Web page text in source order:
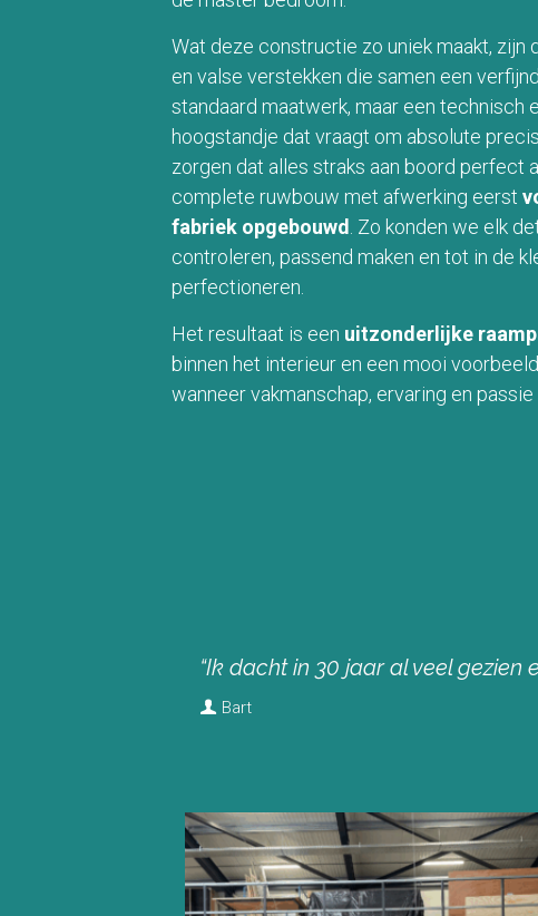
Wat deze constructie zo uniek maakt, zijn
en valse verstekken die samen een
standaard maatwerk, maar een technisch
hoogstandje dat vraagt om absolute
zorgen dat alles straks aan boord perfect
complete ruwbouw met afwerking eerst
fabriek opgebouwd . Zo konden we elk
controleren, passend maken en tot in de
perfectioneren.
Het resultaat is een uitzonderlijke
binnen het interieur en een mooi
wanneer vakmanschap, ervaring en passie
“Ik dacht in 30 jaar al veel
Bart